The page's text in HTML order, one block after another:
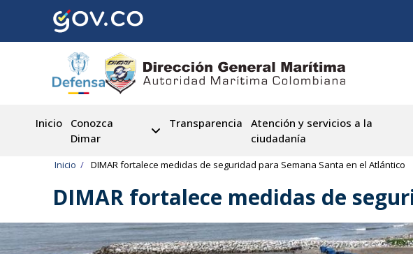
contenido
Inicio
Conozca
Dimar
Transparencia
Atención y servicios a la
ciudadanía
navegación
Inicio DIMAR fortalece medidas de seguridad para Semana Santa en el Atlántico
DIMAR fortalece medidas de